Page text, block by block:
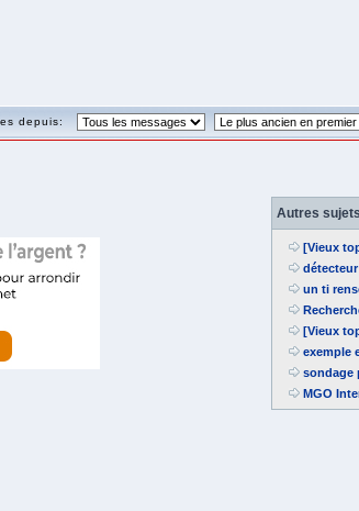
depuis:
Autres
[Vieux
un ti
[Vieux
exemple
sondage
MGO